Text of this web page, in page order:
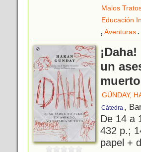
Malos
Educación
, Aventuras.
un
muerto
GÜNDAY,
Cátedra ,
De 14 a
432 p.;
papel +